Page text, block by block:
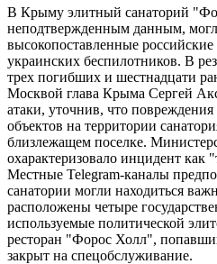
В Крыму элитный санаторий
неподтвержденным данным,
высокопоставленные
украинских беспилотников. В
трех погибших и шестнадцати
Москвой глава Крыма Сергей
атаки, уточнив, что
объектов на территории
близлежащем поселке.
охарактеризовало инцидент как
Местные Telegram-каналы
санатории могли находиться
расположены четыре
используемые политической
ресторан "Форос Холл",
закрыт на спецобслуживание.